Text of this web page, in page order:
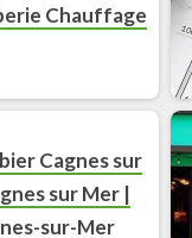
Chauffage
Cagnes sur
sur Mer |
sur-Mer